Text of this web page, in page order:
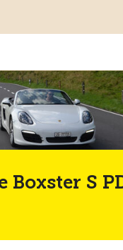
Gesundheit
Boxster S